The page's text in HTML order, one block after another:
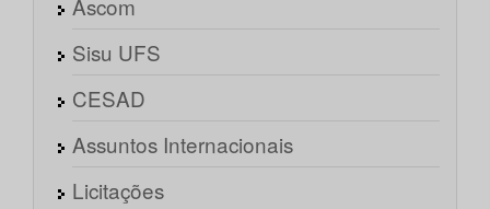
Ascom
Sisu UFS
CESAD
Assuntos Internacionais
Licitações